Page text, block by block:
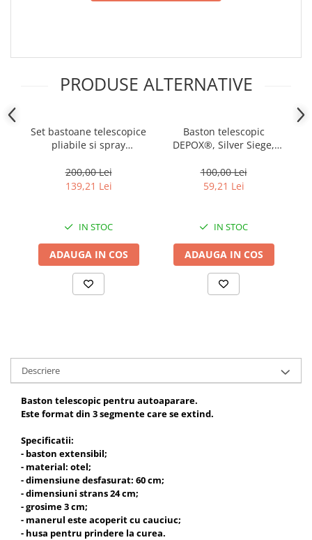
PRODUSE ALTERNATIVE
Set bastoane telescopice
pliabile si spray
64 cm / 60 ml, maner
antiderapant, negru
200,00 Lei
139,21 Lei
IN STOC
ADAUGA IN COS
Baston telescopic
DEPOX®, Silver Siege,
sectiuni, argintiu, husa
inclusa
100,00 Lei
59,21 Lei
IN STOC
ADAUGA IN COS
Descriere
Baston telescopic pentru autoaparare.
Este format din 3 segmente care se extind.
Specificatii:
- baston extensibil;
- material: otel;
- dimensiune desfasurat: 60 cm;
- dimensiuni strans 24 cm;
- grosime 3 cm;
- manerul este acoperit cu cauciuc;
- husa pentru prindere la curea.